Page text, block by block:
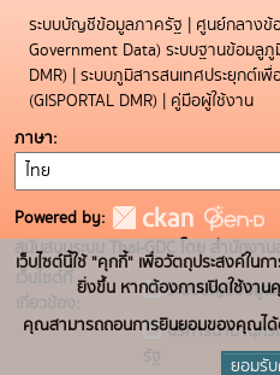
ระบบบัญชีข้อมูลภาครัฐ | ศูนย์กลางข้
Government Data) ระบบฐานข้อมลู
DMR) | ระบบภูมิสารสนเทศประยุกต์
(GISPORTAL DMR) | คู่มือผู้ใช้งาน
ภาษา
Powered by:
สนับสนุนระบบ Thai-GDC โดย สำนักงา
เว็บไซต์ที่
เกี่ยวข้อง:
ระบบบัญชีข้อมูล
บริการนามานุก
รัฐ
เว็บไซต์นี้ใช้ "คุกกี้" เพื่อวัตถุประสงค์ใน
ยิ่งขึ้น หากต้องการเปิดใช้งา
คุณสามารถถอนการยินยอมของคุณได้
ยอมรั